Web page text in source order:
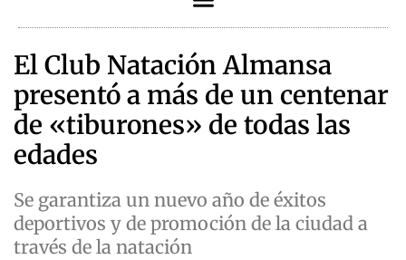
El Club Natación Almansa
presentó a más de un centenar
de «tiburones» de todas las
edades
Se garantiza un nuevo año de éxitos
deportivos y de promoción de la ciudad a
través de la natación